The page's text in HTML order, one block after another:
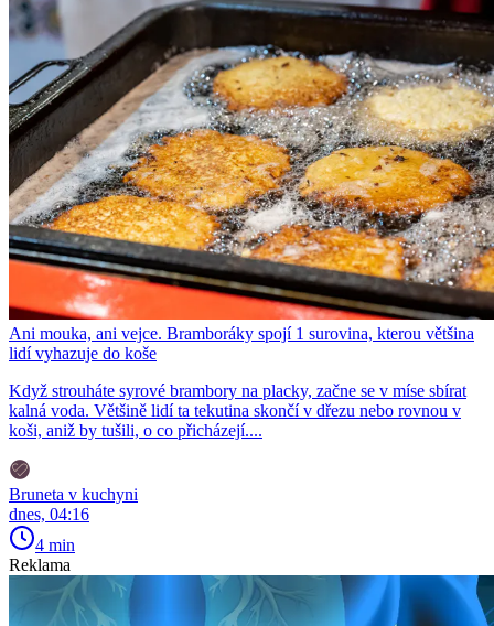
Ani mouka, ani vejce. Bramboráky spojí 1 surovina, kterou většina
lidí vyhazuje do koše
Když strouháte syrové brambory na placky, začne se v míse sbírat
kalná voda. Většině lidí ta tekutina skončí v dřezu nebo rovnou v
koši, aniž by tušili, o co přicházejí....
Bruneta v kuchyni
dnes, 04:16
4 min
Reklama